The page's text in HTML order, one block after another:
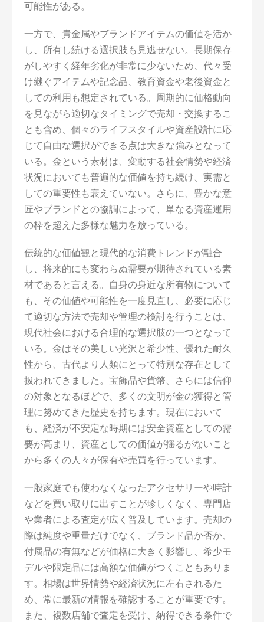
可能性がある。
一方で、貴金属やブランドアイテムの価値を活か
し、所有し続ける選択肢も見逃せない。長期保存
がしやすく経年劣化が非常に少ないため、代々受
け継ぐアイテムや記念品、教育資金や老後資金と
しての利用も想定されている。周期的に価格動向
を見ながら適切なタイミングで売却・交換するこ
とも含め、個々のライフスタイルや資産設計に応
じて自由な選択ができる点は大きな強みとなって
いる。金という素材は、変動する社会情勢や経済
状況においても普遍的な価値を持ち続け、実需と
しての重要性も衰えていない。さらに、豊かな意
匠やブランドとの協調によって、単なる資産運用
の枠を超えた多様な魅力を放っている。
伝統的な価値観と現代的な消費トレンドが融合
し、将来的にも変わらぬ需要が期待されている素
材であると言える。自身の身近な所有物について
も、その価値や可能性を一度見直し、必要に応じ
て適切な方法で売却や管理の検討を行うことは、
現代社会における合理的な選択肢の一つとなって
いる。金はその美しい光沢と希少性、優れた耐久
性から、古代より人類にとって特別な存在として
扱われてきました。宝飾品や貨幣、さらには信仰
の対象となるほどで、多くの文明が金の獲得と管
理に努めてきた歴史を持ちます。現在において
も、経済が不安定な時期には安全資産としての需
要が高まり、資産としての価値が揺るがないこと
から多くの人々が保有や売買を行っています。
一般家庭でも使わなくなったアクセサリーや時計
などを買い取りに出すことが珍しくなく、専門店
や業者による査定が広く普及しています。売却の
際は純度や重量だけでなく、ブランド品か否か、
付属品の有無などが価格に大きく影響し、希少モ
デルや限定品には高額な価値がつくこともありま
す。相場は世界情勢や経済状況に左右されるた
め、常に最新の情報を確認することが重要です。
また、複数店舗で査定を受け、納得できる条件で